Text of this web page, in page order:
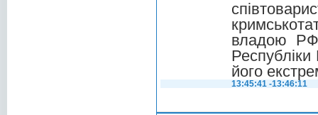
владою РФ
його
13:45:41 -13:46:11